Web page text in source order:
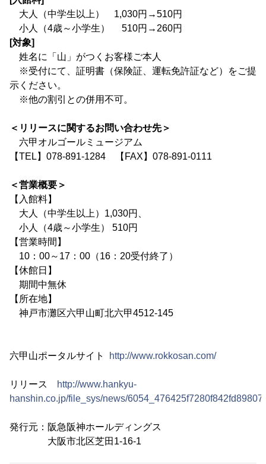
大人（中学生以上） 1,030円→510円
小人（4歳～小学生） 510円→260円
[対象]
姓名に「山」がつくお客様ご本人
※受付にて、証明書（保険証、運転免許証など）をご提
示ください。
※他の割引との併用不可。
＜リリースに関するお問い合わせ先＞
六甲オルゴールミュージアム
【TEL】078-891-1284 【FAX】078-891-0111
＜営業概要＞
【入館料】
大人（中学生以上）1,030円、
小人（4歳～小学生） 510円
【営業時間】
10：00～17：00（16：20受付終了）
【休館日】
期間中無休
【所在地】
神戸市灘区六甲山町北六甲4512-145
六甲山ポータルサイト http://www.rokkosan.com/
リリース
http://www.hankyu-
hanshin.co.jp/file_sys/news/
発行元：阪急阪神ホールディングス
大阪市北区芝田1-16-1